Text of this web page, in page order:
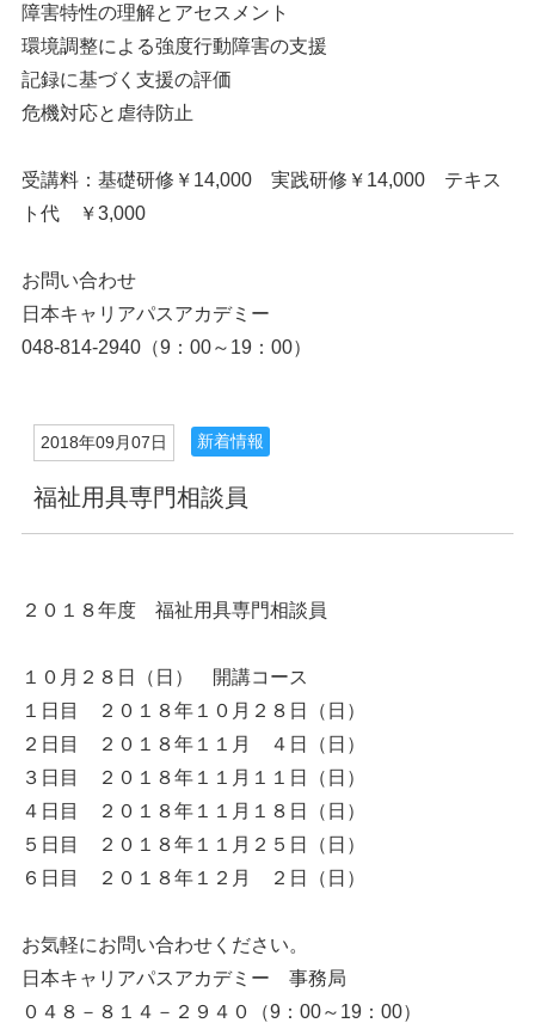
障害特性の理解とアセスメント
環境調整による強度行動障害の支援
記録に基づく支援の評価
危機対応と虐待防止
受講料：基礎研修￥14,000 実践研修￥14,000 テキス
ト代 ￥3,000
お問い合わせ
日本キャリアパスアカデミー
048-814-2940（9：00～19：00）
2018年09月07日 新着情報
福祉用具専門相談員
２０１８年度 福祉用具専門相談員
１０月２８日（日） 開講コース
１日目 ２０１８年１０月２８日（日）
２日目 ２０１８年１１月 ４日（日）
３日目 ２０１８年１１月１１日（日）
４日目 ２０１８年１１月１８日（日）
５日目 ２０１８年１１月２５日（日）
６日目 ２０１８年１２月 ２日（日）
お気軽にお問い合わせください。
日本キャリアパスアカデミー 事務局
０４８－８１４－２９４０（9：00～19：00）